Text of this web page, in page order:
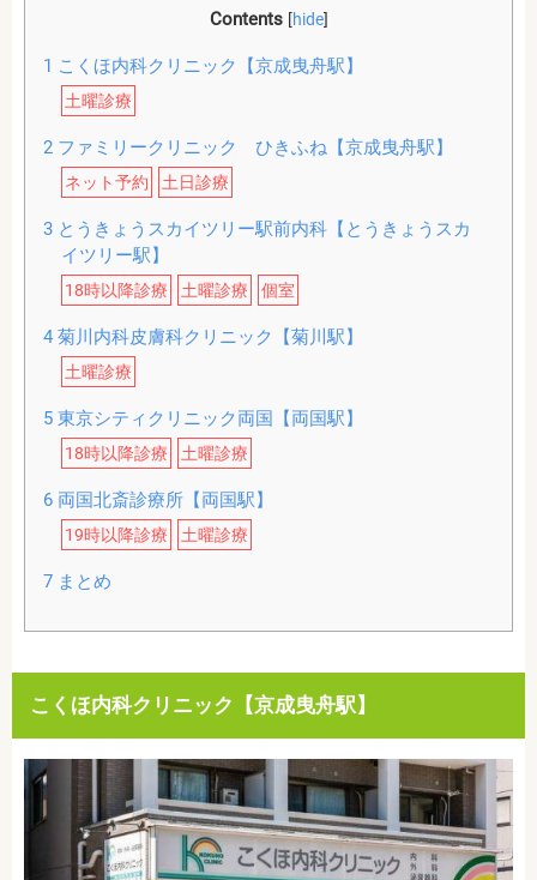
Contents [hide]
1 こくほ内科クリニック【京成曳舟駅】
土曜診療
2ファミリークリニック ひきふね【京成曳舟駅】
ネット予約 土日診療
3とうきょうスカイツリー駅前内科【とうきょうスカ
イツリー駅】
18時以降診療 土曜診療 個室
4菊川内科皮膚科クリニック【菊川駅】
土曜診療
5東京シティクリニック両国【両国駅】
18時以降診療 土曜診療
6両国北斎診療所【両国駅】
19時以降診療 土曜診療
7まとめ
こくほ内科クリニック【京成曳舟駅】